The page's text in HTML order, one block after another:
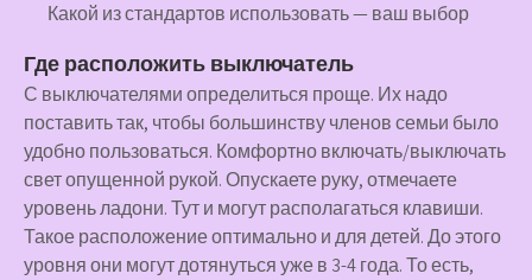
Какой из стандартов использовать — ваш выбор
Где расположить выключатель
С выключателями определиться проще. Их надо
поставить так, чтобы большинству членов семьи было
удобно пользоваться. Комфортно включать/выключать
свет опущенной рукой. Опускаете руку, отмечаете
уровень ладони. Тут и могут располагаться клавиши.
Такое расположение оптимально и для детей. До этого
уровня они могут дотянуться уже в 3-4 года. То есть,